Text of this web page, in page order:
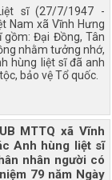
sĩ (27/7/1947 -
Nam xã Vĩnh Hưng
Đại Đồng, Tân
nhằm tưởng nhớ,
hùng liệt sĩ đã anh
bảo vệ Tổ quốc.
MTTQ xã Vĩnh
Anh hùng liệt sĩ
nhân người có
79 năm Ngày